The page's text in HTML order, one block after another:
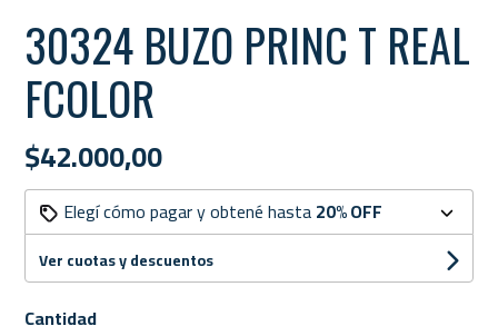
30324 BUZO PRINC T REAL
FCOLOR
$42.000,00
Elegí cómo pagar y obtené hasta20% OFF
Ver cuotas y descuentos
Cantidad